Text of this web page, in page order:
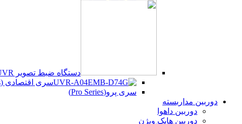
دستگاه ضبط تصویر UVR
سری اقتصادی (Beco Series)
سری پرو(Pro Series)
دوربین مداربسته
دوربین داهوا
دوربین هایک ویژن